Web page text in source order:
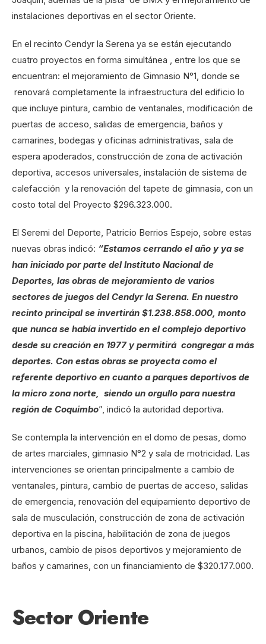
instalaciones deportivas en el sector Oriente.
En el recinto Cendyr la Serena ya se están ejecutando
cuatro proyectos en forma simultánea , entre los que se
encuentran: el mejoramiento de Gimnasio N°1, donde se
renovará completamente la infraestructura del edificio lo
que incluye pintura, cambio de ventanales, modificación de
puertas de acceso, salidas de emergencia, baños y
camarines, bodegas y oficinas administrativas, sala de
espera apoderados, construcción de zona de activación
deportiva, accesos universales, instalación de sistema de
calefacción y la renovación del tapete de gimnasia, con un
costo total del Proyecto $296.323.000.
El Seremi del Deporte, Patricio Berrios Espejo, sobre estas
nuevas obras indicó: “Estamos cerrando el año y ya se
han iniciado por parte del Instituto Nacional de
Deportes, las obras de mejoramiento de varios
sectores de juegos del Cendyr la Serena. En nuestro
recinto principal se invertirán $1.238.858.000, monto
que nunca se había invertido en el complejo deportivo
desde su creación en 1977 y permitirá congregar a más
deportes. Con estas obras se proyecta como el
referente deportivo en cuanto a parques deportivos de
la micro zona norte, siendo un orgullo para nuestra
región de Coquimbo”, indicó la autoridad deportiva.
Se contempla la intervención en el domo de pesas, domo
de artes marciales, gimnasio N°2 y sala de motricidad. Las
intervenciones se orientan principalmente a cambio de
ventanales, pintura, cambio de puertas de acceso, salidas
de emergencia, renovación del equipamiento deportivo de
sala de musculación, construcción de zona de activación
deportiva en la piscina, habilitación de zona de juegos
urbanos, cambio de pisos deportivos y mejoramiento de
baños y camarines, con un financiamiento de $320.177.000.
Sector Oriente